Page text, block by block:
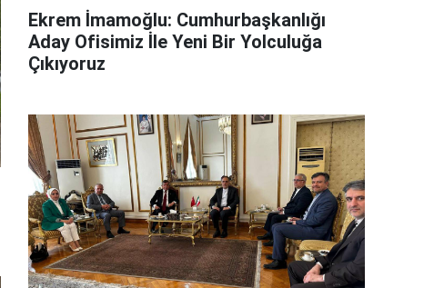
Ekrem İmamoğlu: Cumhurbaşkanlığı
Aday Ofisimiz İle Yeni Bir Yolculuğa
Çıkıyoruz